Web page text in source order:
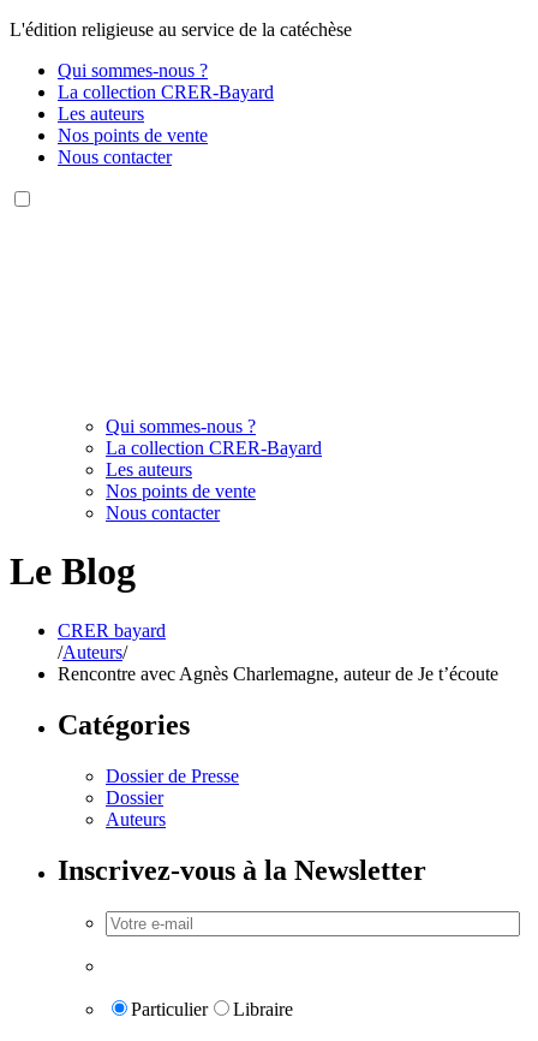
L'édition religieuse au service de la catéchèse
Qui sommes-nous ?
La collection CRER-Bayard
Les auteurs
Nos points de vente
Nous contacter
Qui sommes-nous ?
La collection CRER-Bayard
Les auteurs
Nos points de vente
Nous contacter
Le Blog
CRER bayard
/Auteurs/
Rencontre avec Agnès Charlemagne, auteur de Je t’écoute
Catégories
Dossier de Presse
Dossier
Auteurs
Inscrivez-vous à la Newsletter
Particulier Libraire